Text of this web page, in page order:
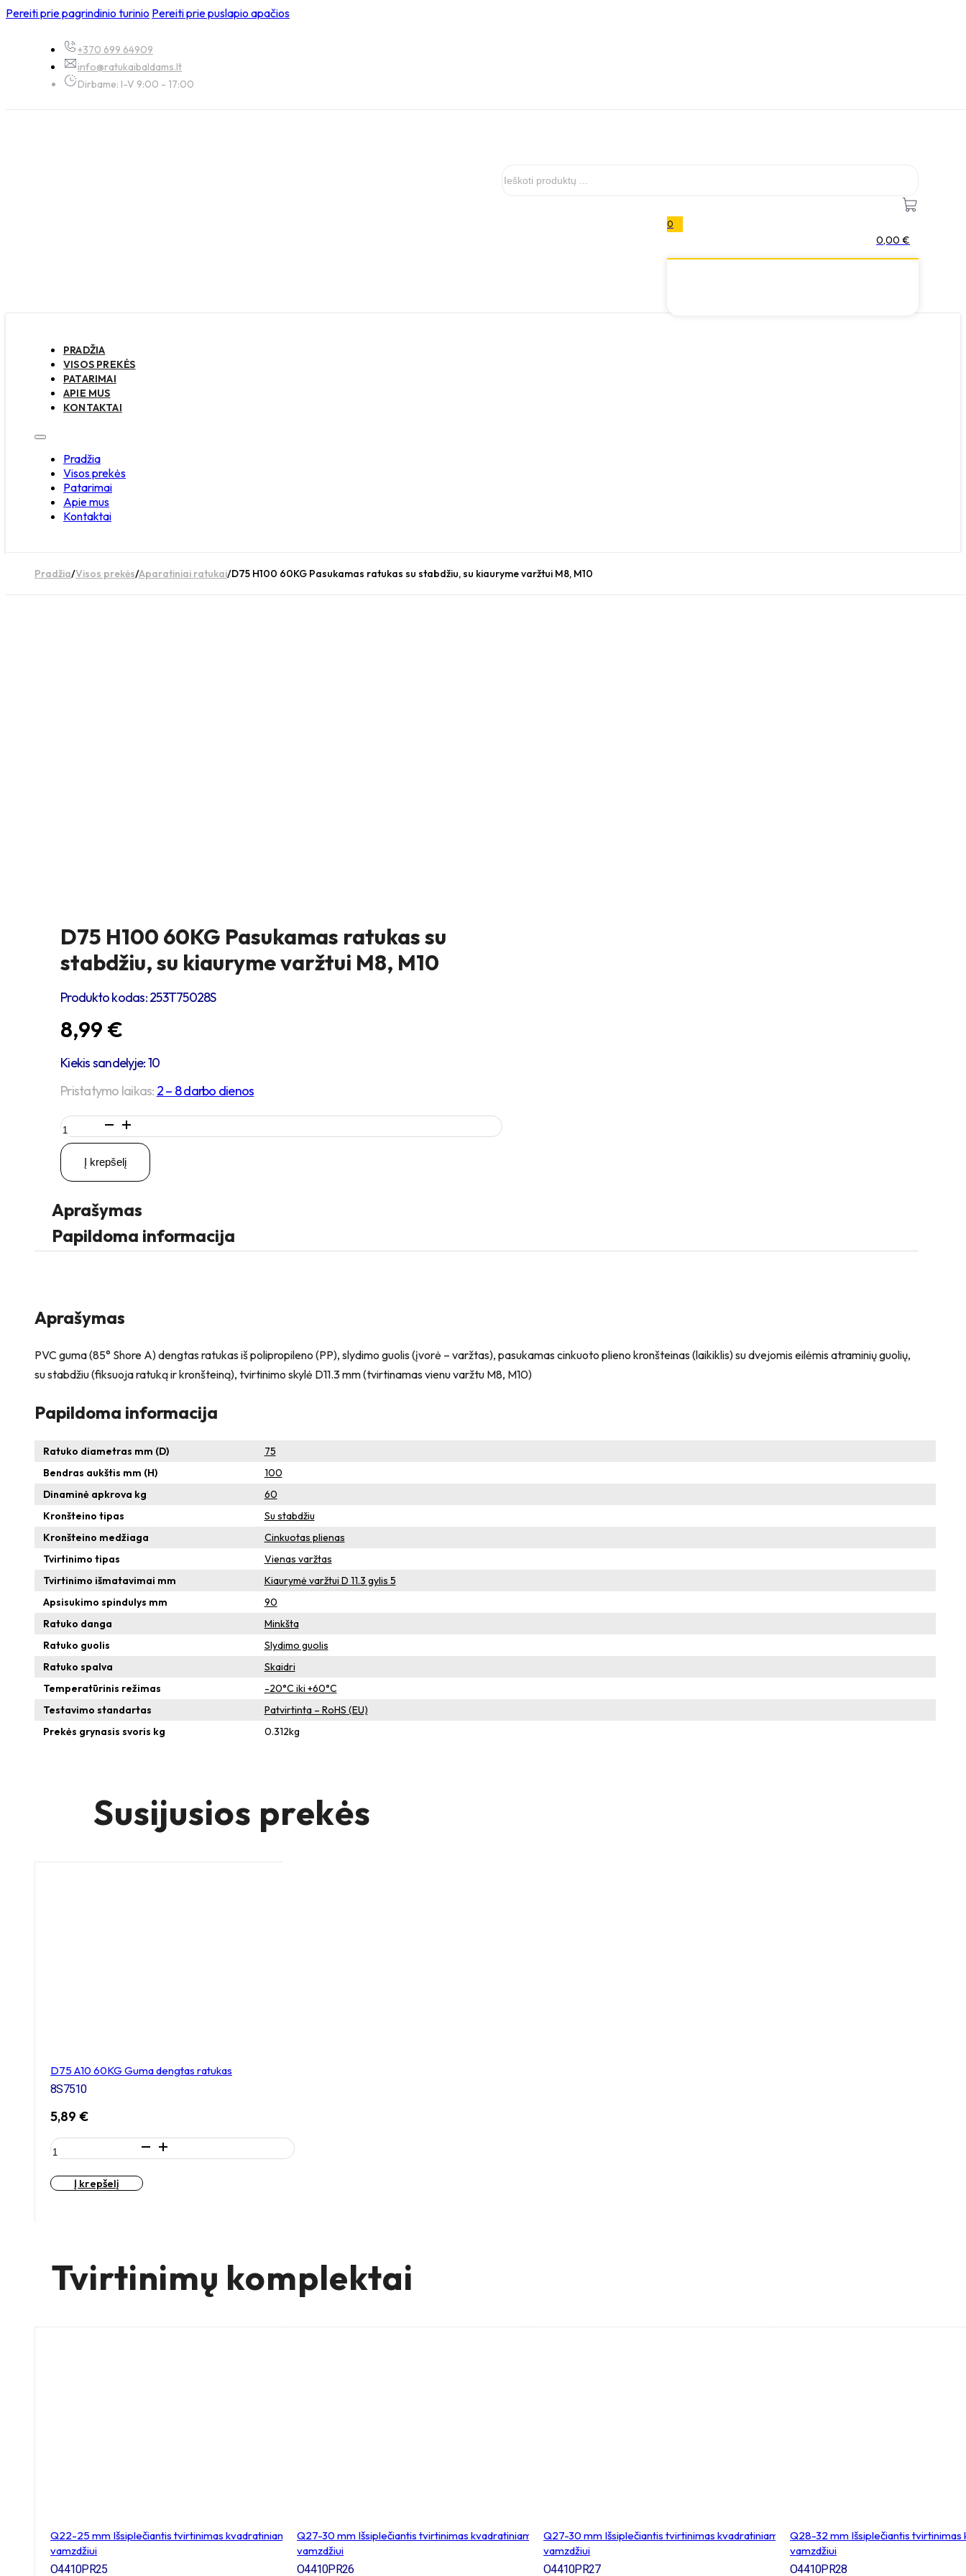
Pereiti prie pagrindinio turinio Pereiti prie puslapio apačios
+370 699 64909
info@ratukaibaldams.lt
Dirbame: I-V 9:00 - 17:00
0
0,00 €
PRADŽIA
VISOS PREKĖS
PATARIMAI
APIE MUS
KONTAKTAI
Pradžia
Visos prekės
Patarimai
Apie mus
Kontaktai
Pradžia/Visos prekės/Aparatiniai ratukai/D75 H100 60KG Pasukamas ratukas su stabdžiu, su kiauryme varžtui M8, M10
D75 H100 60KG Pasukamas ratukas su
stabdžiu, su kiauryme varžtui M8, M10
Produkto kodas:253T75028S
8,99 €
Kiekis sandelyje: 10
Pristatymo laikas: 2 – 8 darbo dienos
produkto
kiekis:
D75
H100
60KG
ratukas
su
stabdžiu,
su
M10
Į krepšelį
Aprašymas
Papildoma informacija
Aprašymas
PVC guma (85° Shore A) dengtas ratukas iš polipropileno (PP), slydimo guolis (įvorė – varžtas), pasukamas cinkuoto plieno kronšteinas (laikiklis) su dvejomis eilėmis atraminių guolių,
su stabdžiu (fiksuoja ratuką ir kronšteiną), tvirtinimo skylė D11.3 mm (tvirtinamas vienu varžtu M8, M10)
Papildoma informacija
Ratuko diametras mm (D)
75
Bendras aukštis mm (H)
100
Dinaminė apkrova kg
60
Kronšteino tipas
Su stabdžiu
Kronšteino medžiaga
Cinkuotas plienas
Tvirtinimo tipas
Vienas varžtas
Tvirtinimo išmatavimai mm
Kiaurymė varžtui D 11.3 gylis 5
Apsisukimo spindulys mm
90
Ratuko danga
Minkšta
Ratuko guolis
Slydimo guolis
Ratuko spalva
Skaidri
Temperatūrinis režimas
-20°C iki +60°C
Testavimo standartas
Patvirtinta – RoHS (EU)
Prekės grynasis svoris kg
0.312kg
Susijusios prekės
D75 A10 60KG Guma dengtas ratukas
8S7510
5,89 €
produkto
kiekis:
D75
A10 Į krepšelį
Tvirtinimų komplektai
Q22-25 mm Išsiplečiantis tvirtinimas kvadratiniam
vamzdžiui
O4410PR25
Q27-30 mm Išsiplečiantis tvirtinimas kvadratiniam
vamzdžiui
O4410PR26
Q27-30 mm Išsiplečiantis tvirtinimas kvadratiniam
vamzdžiui
O4410PR27
Q28-32 mm Išsiplečiantis tvirtinimas
vamzdžiui
O4410PR28